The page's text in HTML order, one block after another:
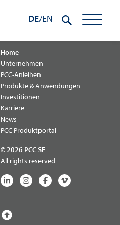
DE/EN
Home
Unternehmen
PCC-Anleihen
Produkte & Anwendungen
Investitionen
Karriere
News
PCC Produktportal
© 2026 PCC SE
All rights reserved